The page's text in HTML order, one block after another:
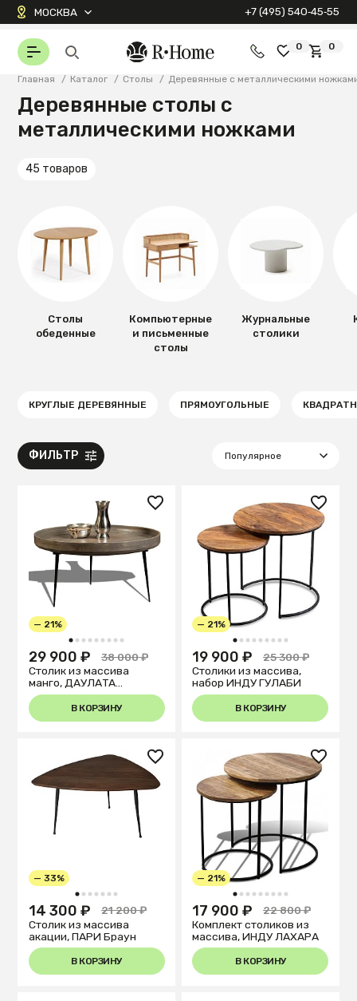
МОСКВА +7 (495) 540‑45‑55
0 0
Главная / Каталог / Столы / Деревянные с металлическими
Деревянные столы с
металлическими ножками
45 товаров
Столы
обеденные
Компьютерные
и письменные
столы
Журнальные
столики
КРУГЛЫЕ ДЕРЕВЯННЫЕ ПРЯМОУГОЛЬНЫЕ
ФИЛЬТР
1 2 3 4 5 6 7 8 9
— 21%
29 900 ₽
38 000 ₽
Столик из массива
манго, ДАУЛАТА
ПЛАТИНУМ
В КОРЗИНУ
1 2 3 4 5 6 7 8 9
— 21%
19 900 ₽
25 300 ₽
Столики из массива,
набор ИНДУ ГУЛАБИ
В КОРЗИНУ
1 2 3 4 5 6 7
— 33%
14 300 ₽
21 200 ₽
Столик из массива
акации, ПАРИ Браун
В КОРЗИНУ
1 2 3 4 5 6 7 8 9
— 21%
17 900 ₽
22 800 ₽
Комплект столиков из
массива, ИНДУ ЛАХАРА
В КОРЗИНУ